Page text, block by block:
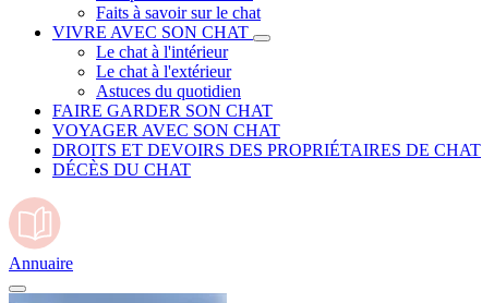
Faits à savoir sur le chat
VIVRE AVEC SON CHAT
Le chat à l'intérieur
Le chat à l'extérieur
Astuces du quotidien
FAIRE GARDER SON CHAT
VOYAGER AVEC SON CHAT
DROITS ET DEVOIRS DES PROPRIÉTAIRES DE CHAT
DÉCÈS DU CHAT
Annuaire